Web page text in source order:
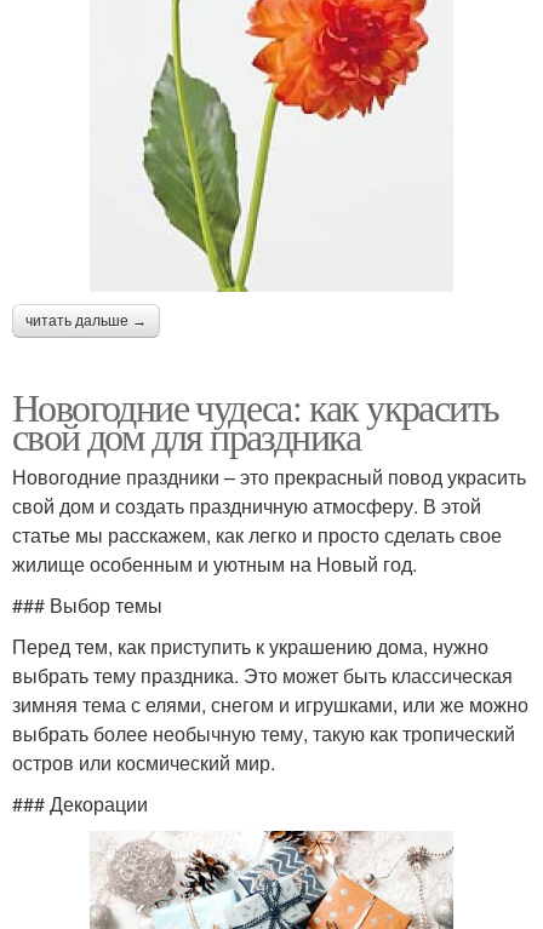
читать дальше →
Новогодние чудеса: как украсить
свой дом для праздника
Новогодние праздники – это прекрасный повод украсить
свой дом и создать праздничную атмосферу. В этой
статье мы расскажем, как легко и просто сделать свое
жилище особенным и уютным на Новый год.
### Выбор темы
Перед тем, как приступить к украшению дома, нужно
выбрать тему праздника. Это может быть классическая
зимняя тема с елями, снегом и игрушками, или же можно
выбрать более необычную тему, такую как тропический
остров или космический мир.
### Декорации